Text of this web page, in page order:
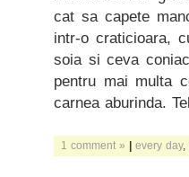
cat sa capete
intr-o craticioara,
soia si ceva
pentru mai multa
carnea aburinda.
1 comment » | every day,